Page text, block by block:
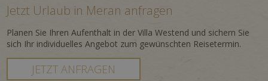
Jetzt Urlaub in Meran anfragen
Planen Sie Ihren Aufenthalt in der Villa Westend und sichern Sie
sich Ihr individuelles Angebot zum gewünschten Reisetermin.
JETZT ANFRAGEN